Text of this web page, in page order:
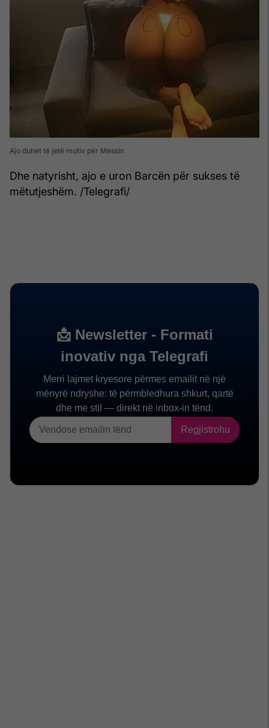
Ajo duhet të jetë motiv për Messin
Dhe natyrisht, ajo e uron Barcën për sukses të
mëtutjeshëm. /Telegrafi/